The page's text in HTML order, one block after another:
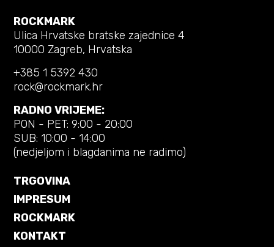
ROCKMARK
Ulica Hrvatske bratske zajednice 4
10000 Zagreb, Hrvatska
+385 1 5392 430
rock@rockmark.hr
RADNO VRIJEME:
PON - PET: 9:00 - 20:00
SUB: 10:00 - 14:00
(nedjeljom i blagdanima ne radimo)
TRGOVINA
IMPRESUM
ROCKMARK
KONTAKT